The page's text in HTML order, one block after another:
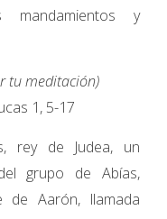
mandamientos y
tu meditación)
1, 5-17
rey de Judea, un
grupo de Abías,
de Aarón, llamada